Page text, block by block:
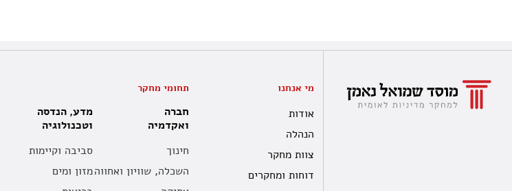
מי אנחנו
אודות
הנהלה
צוות מחקר
דוחות ומחקרים
תחומי מחקר
חברה
ואקדמיה
חינוך
השכלה, שוויון ואחווה
מדע, הנדסה
וטכנולוגיה
סביבה וקיימות
מזון ומים